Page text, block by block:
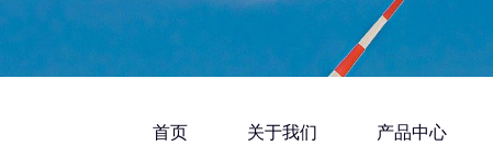
首页 关于我们 产品中心